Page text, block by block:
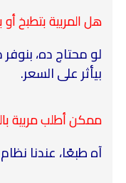
هل المربية بتطبخ
لو محتاج ده،
بيأثر على السعر.
ممكن أطلب مربية
آه طبعًا، عندنا